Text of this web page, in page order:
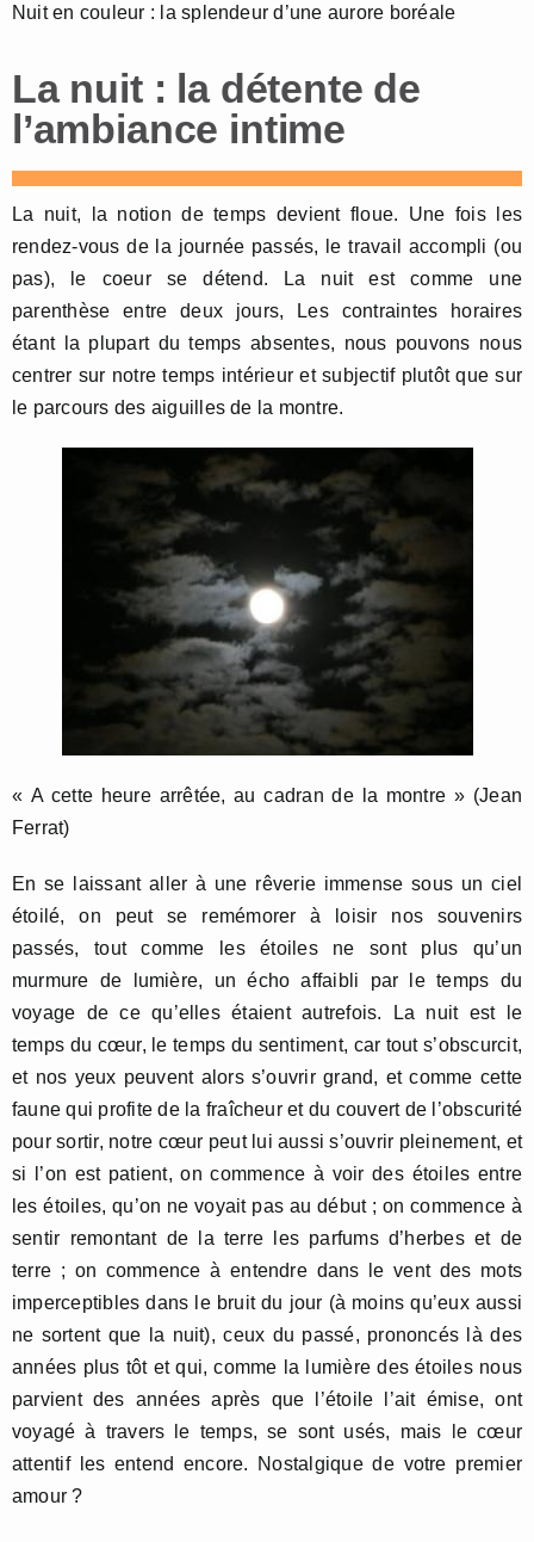
Nuit en couleur : la splendeur d’une aurore boréale
La nuit : la détente de
l’ambiance intime
La nuit, la notion de temps devient floue. Une fois les
rendez-vous de la journée passés, le travail accompli (ou
pas), le coeur se détend. La nuit est comme une
parenthèse entre deux jours, Les contraintes horaires
étant la plupart du temps absentes, nous pouvons nous
centrer sur notre temps intérieur et subjectif plutôt que sur
le parcours des aiguilles de la montre.
« A cette heure arrêtée, au cadran de la montre » (Jean
Ferrat)
En se laissant aller à une rêverie immense sous un ciel
étoilé, on peut se remémorer à loisir nos souvenirs
passés, tout comme les étoiles ne sont plus qu’un
murmure de lumière, un écho affaibli par le temps du
voyage de ce qu’elles étaient autrefois. La nuit est le
temps du cœur, le temps du sentiment, car tout s’obscurcit,
et nos yeux peuvent alors s’ouvrir grand, et comme cette
faune qui profite de la fraîcheur et du couvert de l’obscurité
pour sortir, notre cœur peut lui aussi s’ouvrir pleinement, et
si l’on est patient, on commence à voir des étoiles entre
les étoiles, qu’on ne voyait pas au début ; on commence à
sentir remontant de la terre les parfums d’herbes et de
terre ; on commence à entendre dans le vent des mots
imperceptibles dans le bruit du jour (à moins qu’eux aussi
ne sortent que la nuit), ceux du passé, prononcés là des
années plus tôt et qui, comme la lumière des étoiles nous
parvient des années après que l’étoile l’ait émise, ont
voyagé à travers le temps, se sont usés, mais le cœur
attentif les entend encore. Nostalgique de votre premier
amour ?